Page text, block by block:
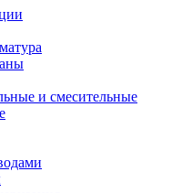
и смесительные